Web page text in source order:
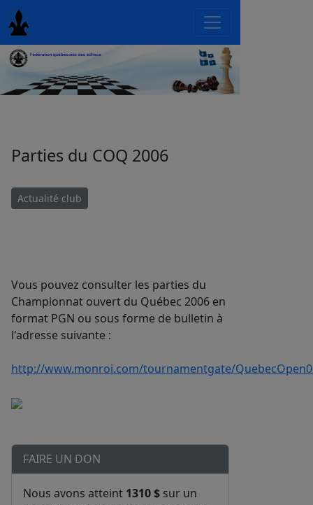
Parties du COQ 2006
Actualité club
Vous pouvez consulter les parties du
Championnat ouvert du Québec 2006 en
format PGN ou sous forme de bulletin à
l'adresse suivante :
http://www.monroi.com/tournamentgate/
FAIRE UN DON
Nous avons atteint 1310 $ sur un